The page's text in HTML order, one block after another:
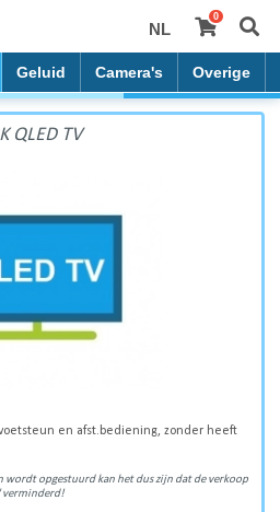
NL
0
Geluid Camera's Overige
QLED TV
en afst.bediening, zonder heeft
wordt opgestuurd kan het dus zijn dat de verkoop
verminderd!